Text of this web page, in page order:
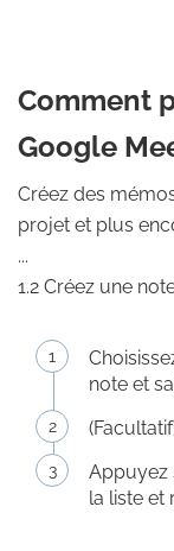
Comment
Google
Créez des
projet et plus
...
1.2 Créez une
note et
Appuyez
la liste et